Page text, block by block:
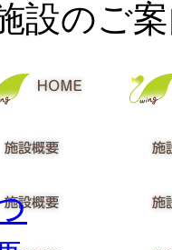
設のご